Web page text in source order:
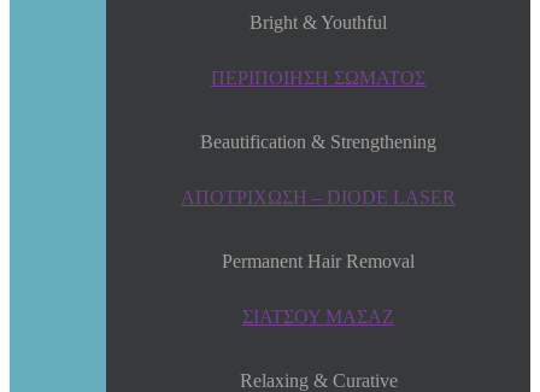
Bright & Youthful
ΠΕΡΙΠΟΙΗΣΗ ΣΩΜΑΤΟΣ
Beautification & Strengthening
ΑΠΟΤΡΙΧΩΣΗ – DIODE LASER
Permanent Hair Removal
ΣΙΑΤΣΟΥ ΜΑΣΑΖ
Relaxing & Curative